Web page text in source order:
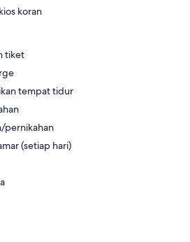
koran
tiket
tempat tidur
pernikahan
(setiap hari)